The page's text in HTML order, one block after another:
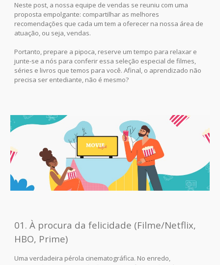
Neste post, a nossa equipe de vendas se reuniu com uma
proposta empolgante: compartilhar as melhores
recomendações que cada um tem a oferecer na nossa área de
atuação, ou seja, vendas.
Portanto, prepare a pipoca, reserve um tempo para relaxar e
junte-se a nós para conferir essa seleção especial de filmes,
séries e livros que temos para você. Afinal, o aprendizado não
precisa ser entediante, não é mesmo?
01. À procura da felicidade (Filme/Netflix,
HBO, Prime)
Uma verdadeira pérola cinematográfica. No enredo,